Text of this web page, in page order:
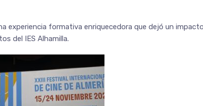
experiencia formativa enriquecedora que dejó un
del IES Alhamilla.